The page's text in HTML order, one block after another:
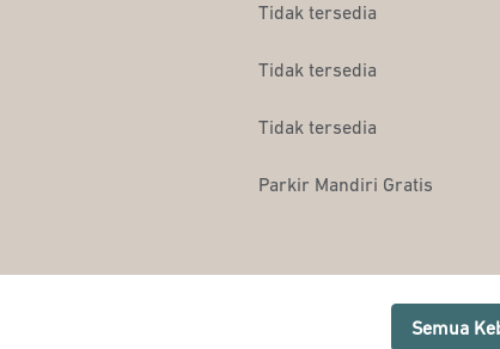
Tidak tersedia
Tidak tersedia
Tidak tersedia
Parkir Mandiri Gratis
Semua